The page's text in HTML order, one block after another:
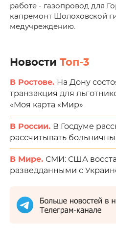
работе - газопровод для
капремонт Шолоховской
медучреждению.
Новости Топ-3
В Ростове. На Дону
транзакция для
«Моя карта «Мир»
В России. В Госдуме
рассчитывать
В Мире. СМИ: США
разведданными с